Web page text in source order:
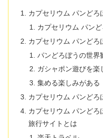
カプセリウム パンどろ
カプセリウム パン
カプセリウム パンどろ
パンどろぼうの世界
ガシャポン遊びを楽
集める楽しみがある
カプセリウム パンどろ
カプセリウム パンど
旅行サイトとは